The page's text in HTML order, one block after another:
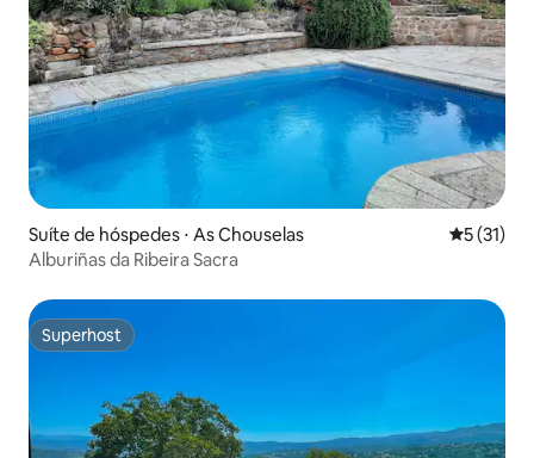
Suíte de hóspedes ⋅ As Chouselas 5 de uma
5 (31)
Alburiñas da Ribeira Sacra
Superhost
Superhost